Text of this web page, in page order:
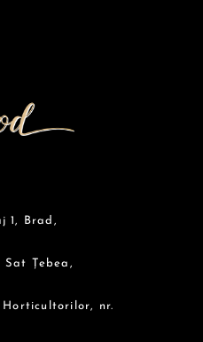
1, Brad,
Sat Țebea,
Horticultorilor, nr.